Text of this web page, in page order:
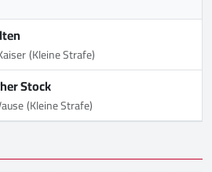
(Kleine Strafe)
Stock
(Kleine Strafe)